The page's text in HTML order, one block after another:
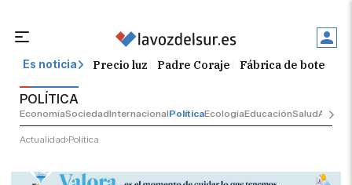
Es noticia Precio luz Padre Coraje Fábrica de botellas
POLÍTICA
EconomíaSociedadInternacionalPolíticaEcologíaEducaciónSalud
Actualidad Política